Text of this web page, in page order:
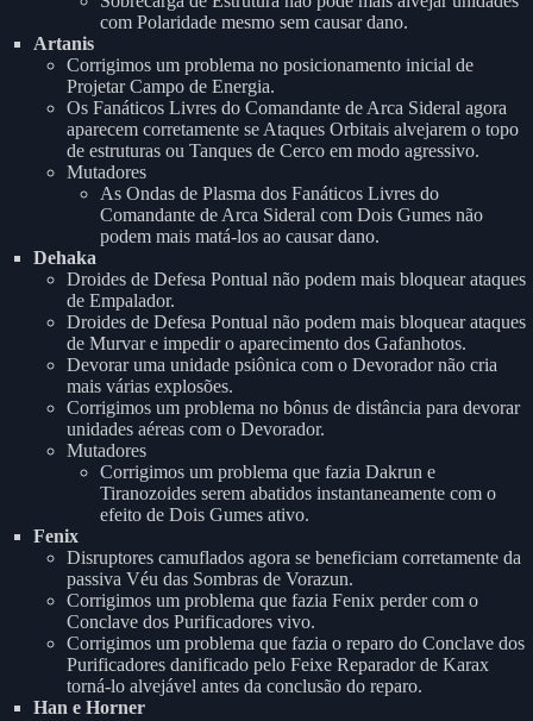
com Polaridade mesmo sem causar dano.
Artanis
Corrigimos um problema no posicionamento inicial de
Projetar Campo de Energia.
Os Fanáticos Livres do Comandante de Arca Sideral agora
aparecem corretamente se Ataques Orbitais alvejarem o topo
de estruturas ou Tanques de Cerco em modo agressivo.
Mutadores
As Ondas de Plasma dos Fanáticos Livres do
Comandante de Arca Sideral com Dois Gumes não
podem mais matá-los ao causar dano.
Dehaka
Droides de Defesa Pontual não podem mais bloquear ataques
de Empalador.
Droides de Defesa Pontual não podem mais bloquear ataques
de Murvar e impedir o aparecimento dos Gafanhotos.
Devorar uma unidade psiônica com o Devorador não cria
mais várias explosões.
Corrigimos um problema no bônus de distância para devorar
unidades aéreas com o Devorador.
Mutadores
Corrigimos um problema que fazia Dakrun e
Tiranozoides serem abatidos instantaneamente com o
efeito de Dois Gumes ativo.
Fenix
Disruptores camuflados agora se beneficiam corretamente da
passiva Véu das Sombras de Vorazun.
Corrigimos um problema que fazia Fenix perder com o
Conclave dos Purificadores vivo.
Corrigimos um problema que fazia o reparo do Conclave dos
Purificadores danificado pelo Feixe Reparador de Karax
torná-lo alvejável antes da conclusão do reparo.
Han e Horner